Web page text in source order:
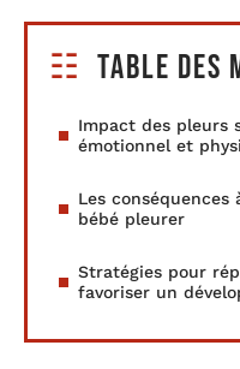
Table des
Impact des pleurs
émotionnel et
Les
bébé pleurer
Stratégies pour
favoriser un